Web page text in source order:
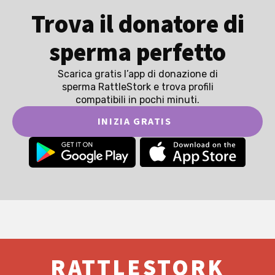
Trova il donatore di
sperma perfetto
Scarica gratis l’app di donazione di
sperma RattleStork e trova profili
compatibili in pochi minuti.
INIZIA GRATIS
RATTLESTORK